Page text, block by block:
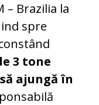
– Brazilia la
spre
3 tone
ajungă în